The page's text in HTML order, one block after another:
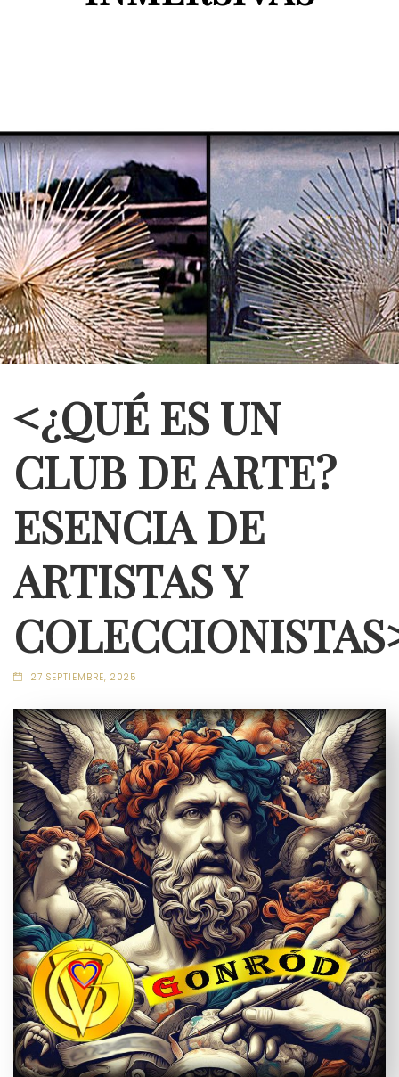
<¿QUÉ ES UN
CLUB DE ARTE?
ESENCIA DE
ARTISTAS Y
27 SEPTIEMBRE, 2025